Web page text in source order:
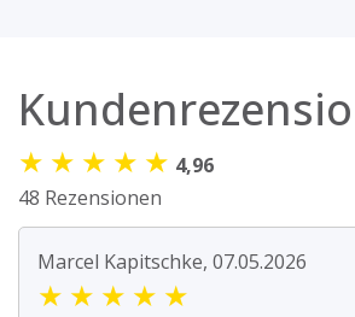
★ ★ ★ ★ ★ 4,96
48 Rezensionen
Marcel Kapitschke, 07.05.2026
★ ★ ★ ★ ★